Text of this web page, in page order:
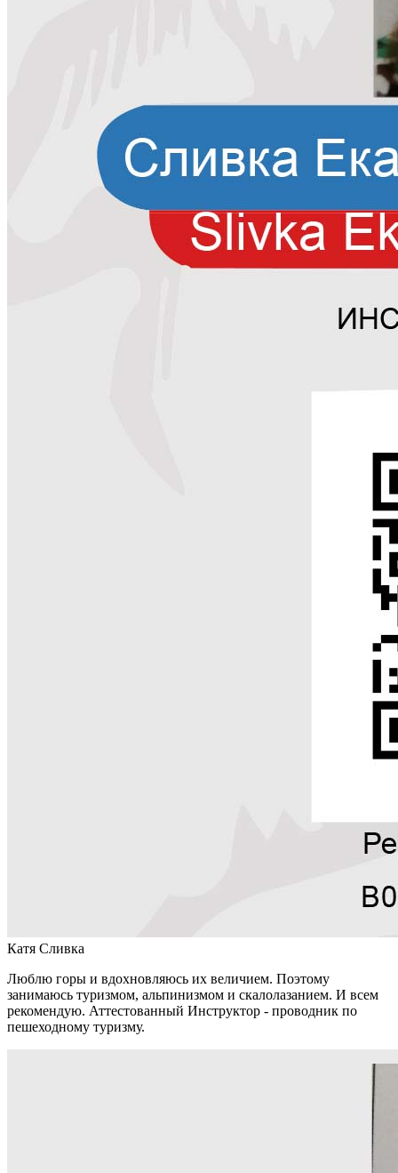
Катя Сливка
Люблю горы и вдохновляюсь их величием. Поэтому
занимаюсь туризмом, альпинизмом и скалолазанием. И всем
рекомендую. Аттестованный Инструктор - проводник по
пешеходному туризму.